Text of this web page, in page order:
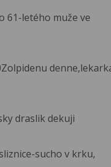
61-letého muže ve
draslik dekuji
sucho v krku,